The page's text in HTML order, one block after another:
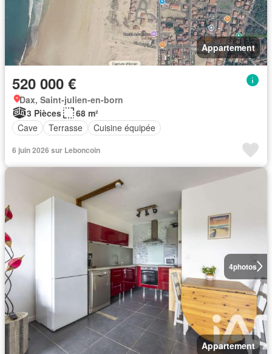
Appartement
520 000 €
Dax, Saint-julien-en-born
3 Pièces
68 m²
Cave
Terrasse Cuisine équipée
6 juin 2026 sur Leboncoin
4photos
Appartement